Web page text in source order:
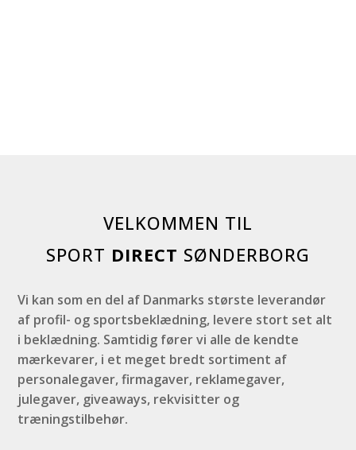
VELKOMMEN TIL
SPORT DIRECT SØNDERBORG
Vi kan som en del af Danmarks største leverandør
af profil- og sportsbeklædning, levere stort set alt
i beklædning. Samtidig fører vi alle de kendte
mærkevarer, i et meget bredt sortiment af
personalegaver, firmagaver, reklamegaver,
julegaver, giveaways, rekvisitter og
træningstilbehør.